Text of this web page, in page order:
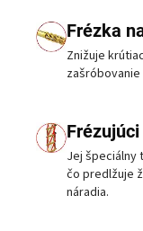
Frézka
Znižuje
Jej špeciálny
čo predlžuje
náradia.